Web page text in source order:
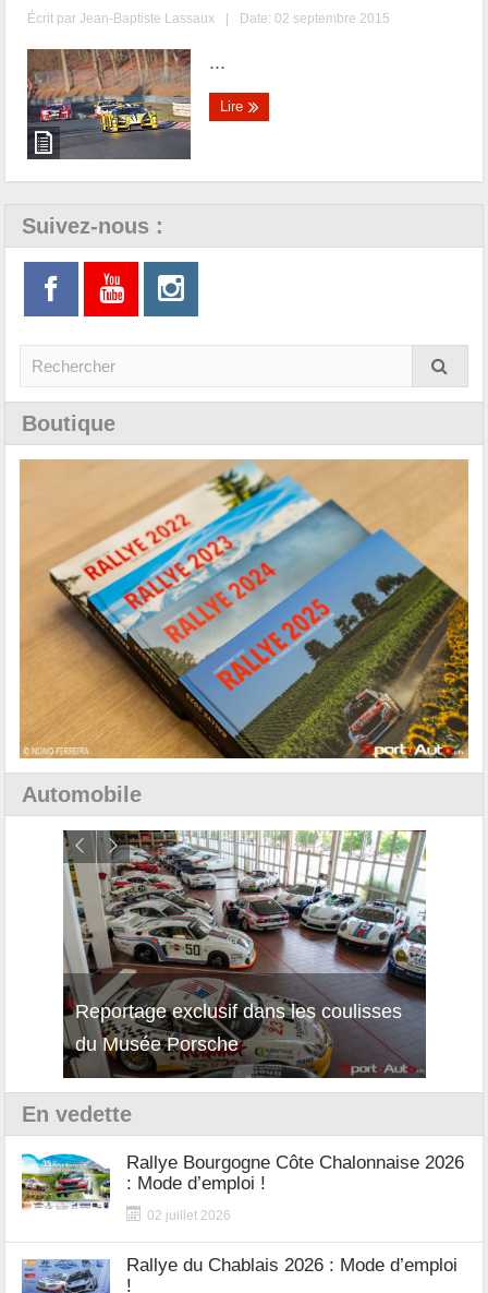
Écrit parJean-Baptiste Lassaux | Date: 02 septembre 2015
...
Lire
Suivez-nous :
Boutique
Automobile
Reportage exclusif dans les coulisses
du Musée Porsche
En vedette
Rallye Bourgogne Côte Chalonnaise 2026
: Mode d’emploi !
02 juillet 2026
Rallye du Chablais 2026 : Mode d’emploi
!